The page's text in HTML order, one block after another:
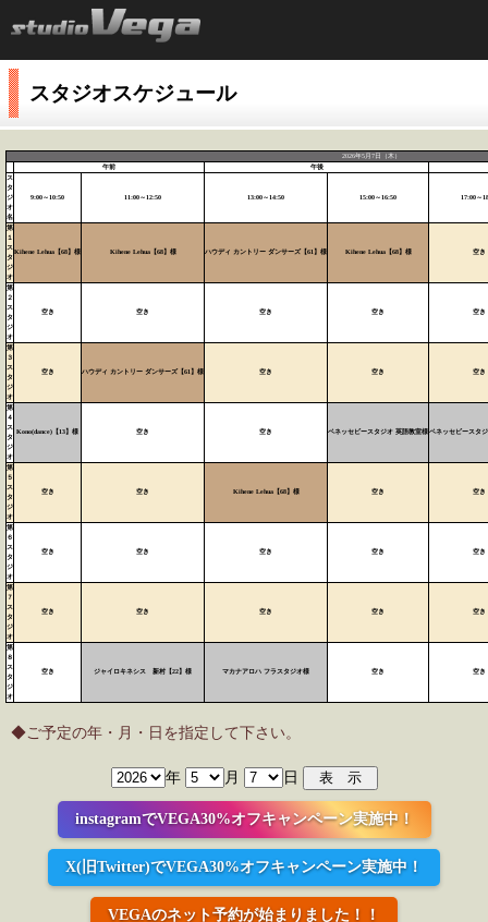
スタジオスケジュール
2026年5月7日（木）
午前
午後
ス
タ
ジ
オ
名
9:00～10:50 11:00～12:50 13:00～14:50 15:00～16:50 17:00～
第
１
ス
タ
ジ
オ
Kihene Lehua【68】様 Kihene Lehua【68】様 ハウディ カントリー ダンサーズ【61】様 Kihene Lehua【68】様 空き
第
２
ス
タ
ジ
オ
空き 空き 空き 空き 空き
第
３
ス
タ
ジ
オ
空き ハウディ カントリー ダンサーズ【61】様 空き 空き 空き
第
４
ス
タ
ジ
オ
Kono(dance)【13】様 空き 空き ベネッセビースタジオ 英語教室様ベネッセビースタ
第
５
ス
タ
ジ
オ
空き 空き Kihene Lehua【68】様 空き 空き
第
６
ス
タ
ジ
オ
空き 空き 空き 空き 空き
第
７
ス
タ
ジ
オ
空き 空き 空き 空き 空き
第
８
ス
タ
ジ
オ
空き ジャイロキネシス 新村【22】様 マカナアロハ フラスタジオ様 空き 空き
◆ご予定の年・月・日を指定して下さい。
年 月 日
instagramでVEGA30%オフキャンペーン実施中！
X(旧Twitter)でVEGA30%オフキャンペーン実施中！
VEGAのネット予約が始まりました！！